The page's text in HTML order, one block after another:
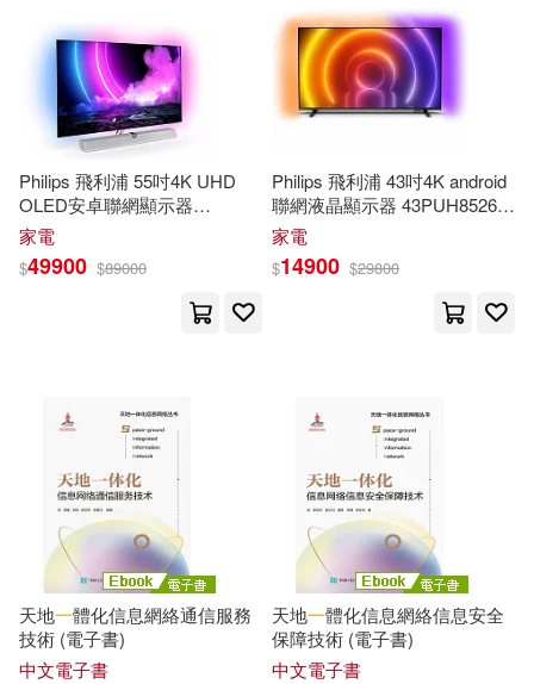
Philips 飛利浦 55吋4K UHD
OLED安卓聯網顯示器
55OLED936
費另計 藍
家電
$49900 $89000
Philips 飛利浦 43吋4K android
聯網液晶顯示器 43PUH8526
一樓簽收，跨區費另計 黑
家電
$14900 $29800
天地一體化信息網絡通信服務
技術 (電子書)
中文電子書
天地一體化信息網絡信息安全
保障技術 (電子書)
中文電子書